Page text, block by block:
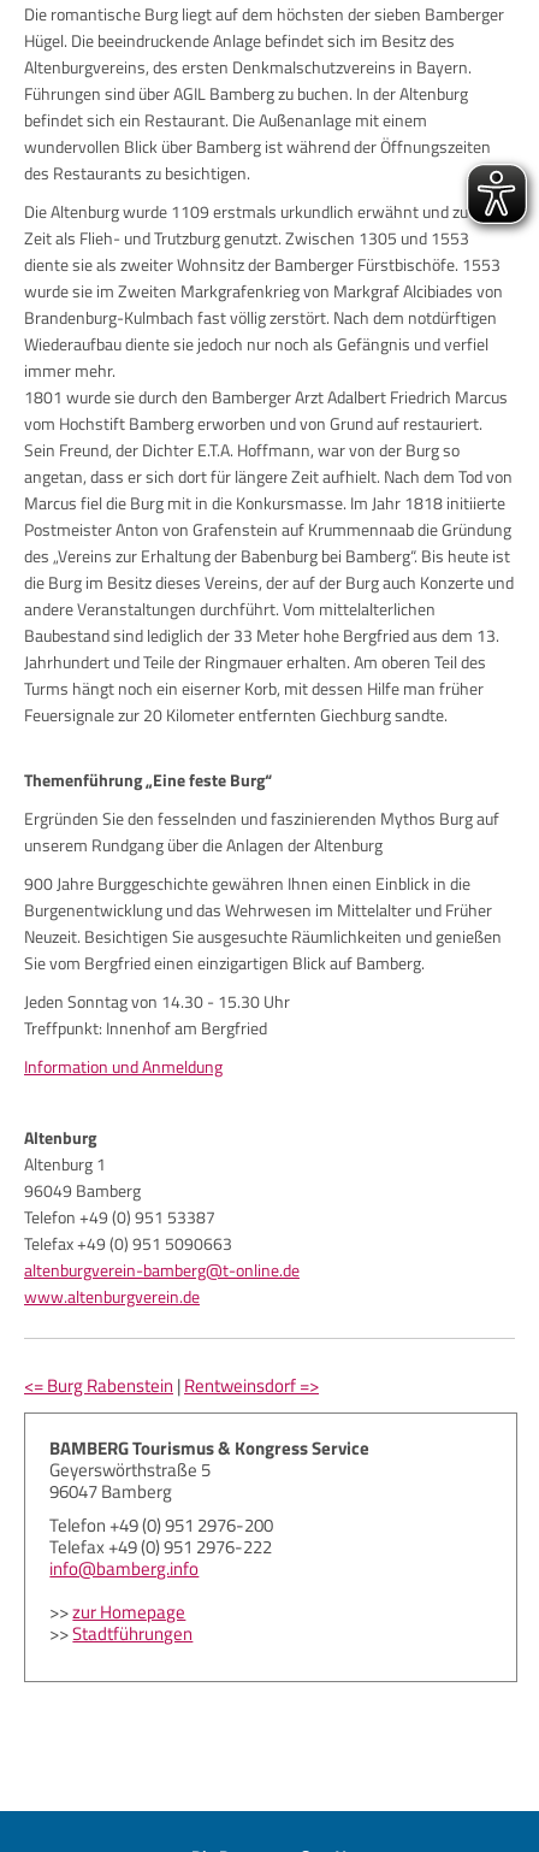
Die romantische Burg liegt auf dem höchsten der sieben Bamberger
Hügel. Die beeindruckende Anlage befindet sich im Besitz des
Altenburgvereins, des ersten Denkmalschutzvereins in Bayern.
Führungen sind über AGIL Bamberg zu buchen. In der Altenburg
befindet sich ein Restaurant. Die Außenanlage mit einem
wundervollen Blick über Bamberg ist während der Öffnungszeiten
des Restaurants zu besichtigen.
Die Altenburg wurde 1109 erstmals urkundlich erwähnt und zu dieser
Zeit als Flieh- und Trutzburg genutzt. Zwischen 1305 und 1553
diente sie als zweiter Wohnsitz der Bamberger Fürstbischöfe. 1553
wurde sie im Zweiten Markgrafenkrieg von Markgraf Alcibiades von
Brandenburg-Kulmbach fast völlig zerstört. Nach dem notdürftigen
Wiederaufbau diente sie jedoch nur noch als Gefängnis und verfiel
immer mehr.
1801 wurde sie durch den Bamberger Arzt Adalbert Friedrich Marcus
vom Hochstift Bamberg erworben und von Grund auf restauriert.
Sein Freund, der Dichter E.T.A. Hoffmann, war von der Burg so
angetan, dass er sich dort für längere Zeit aufhielt. Nach dem Tod von
Marcus fiel die Burg mit in die Konkursmasse. Im Jahr 1818 initiierte
Postmeister Anton von Grafenstein auf Krummennaab die Gründung
des „Vereins zur Erhaltung der Babenburg bei Bamberg“. Bis heute ist
die Burg im Besitz dieses Vereins, der auf der Burg auch Konzerte und
andere Veranstaltungen durchführt. Vom mittelalterlichen
Baubestand sind lediglich der 33 Meter hohe Bergfried aus dem 13.
Jahrhundert und Teile der Ringmauer erhalten. Am oberen Teil des
Turms hängt noch ein eiserner Korb, mit dessen Hilfe man früher
Feuersignale zur 20 Kilometer entfernten Giechburg sandte.
Themenführung „Eine feste Burg“
Ergründen Sie den fesselnden und faszinierenden Mythos Burg auf
unserem Rundgang über die Anlagen der Altenburg
900 Jahre Burggeschichte gewähren Ihnen einen Einblick in die
Burgenentwicklung und das Wehrwesen im Mittelalter und Früher
Neuzeit. Besichtigen Sie ausgesuchte Räumlichkeiten und genießen
Sie vom Bergfried einen einzigartigen Blick auf Bamberg.
Jeden Sonntag von 14.30 - 15.30 Uhr
Treffpunkt: Innenhof am Bergfried
Information und Anmeldung
Altenburg
Altenburg 1
96049 Bamberg
Telefon +49 (0) 951 53387
Telefax +49 (0) 951 5090663
altenburgverein-bamberg@t-online.de
www.altenburgverein.de
<= Burg Rabenstein |Rentweinsdorf =>
BAMBERG Tourismus & Kongress Service
Geyerswörthstraße 5
96047 Bamberg
Telefon +49 (0) 951 2976-200
Telefax +49 (0) 951 2976-222
info@bamberg.info
>>zur Homepage
>>Stadtführungen